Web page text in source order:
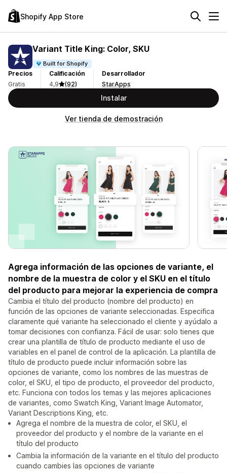
Shopify App Store
Variant Title King: Color, SKU
Built for Shopify
Precios
Gratis
Calificación
4,9
(92)
Desarrollador
StarApps
Instalar
Ver tienda de demostración
Agrega información de las opciones de variante, el
nombre de la muestra de color y el SKU en el título
del producto para mejorar la experiencia de compra
Cambia el título del producto (nombre del producto) en
función de las opciones de variante seleccionadas. Especifica
claramente qué variante ha seleccionado el cliente y ayúdalo a
tomar decisiones con confianza. Fácil de usar: solo tienes que
crear una plantilla de título de producto mediante el uso de
variables en el panel de control de la aplicación. La plantilla de
título de producto puede incluir información sobre las
opciones de variante, como los nombres de las muestras de
color, el SKU, el tipo de producto, el proveedor del producto,
etc. Funciona con todos los temas y las mejores aplicaciones
de variantes, como Swatch King, Variant Image Automator,
Variant Descriptions King, etc.
Agrega el nombre de la muestra de color, el SKU, el
proveedor del producto y el nombre de la variante en el
título del producto
Cambia la información de la variante en el título del producto
cuando cambies las opciones de variante